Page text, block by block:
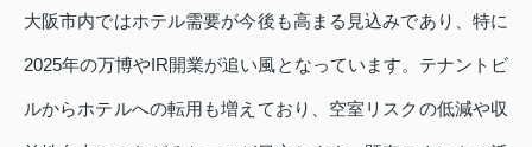
大阪市内ではホテル需要が今後も高まる見込みであり、特に
2025年の万博やIR開業が追い風となっています。テナントビ
ルからホテルへの転用も増えており、空室リスクの低減や収